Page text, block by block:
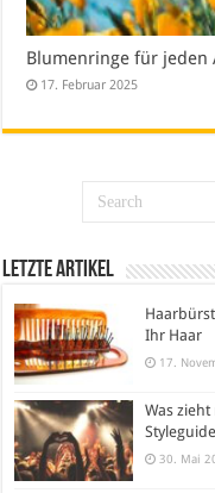
Blumenringe für jeden
17. Februar 2025
Letzte Artikel
Ihr Haar
17.
Was
30. Mai